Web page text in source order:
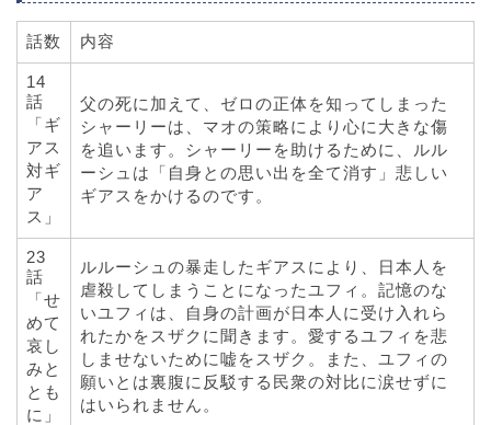
話数 内容
14
話
「ギ
アス
対ギ
ア
ス」
父の死に加えて、ゼロの正体を知ってしまった
シャーリーは、マオの策略により心に大きな傷
を追います。シャーリーを助けるために、ルル
ーシュは「自身との思い出を全て消す」悲しい
ギアスをかけるのです。
23
話
「せ
めて
哀し
みと
とも
に」
ルルーシュの暴走したギアスにより、日本人を
虐殺してしまうことになったユフィ。記憶のな
いユフィは、自身の計画が日本人に受け入れら
れたかをスザクに聞きます。愛するユフィを悲
しませないために嘘をスザク。また、ユフィの
願いとは裏腹に反駁する民衆の対比に涙せずに
はいられません。